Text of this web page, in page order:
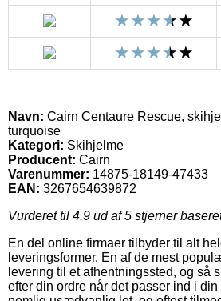
Navn: Cairn Centaure Rescue,
turquoise
Kategori: Skihjelme
Producent: Cairn
Varenummer: 14875-18149-47433
EAN: 3267654639872
Vurderet til 4.9 ud af 5 stjerner
En del online firmaer tilbyder til alt
leveringsformer. En af de mest
levering til et afhentningssted, og så
efter din ordre når det passer ind i